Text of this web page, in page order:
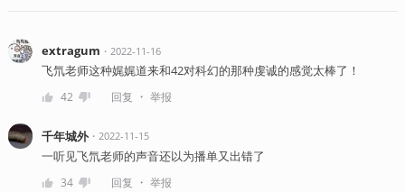
extragum ・ 2022-11-16
飞氘老师这种娓娓道来和42对科幻的那种虔诚的感觉太棒了！
42 回复 ・ 举报
千年城外・ 2022-11-15
一听见飞氘老师的声音还以为播单又出错了
34 回复 ・ 举报